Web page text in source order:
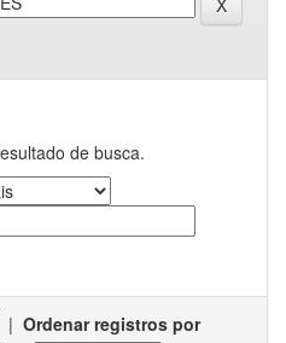
de busca.
| Ordenar registros por